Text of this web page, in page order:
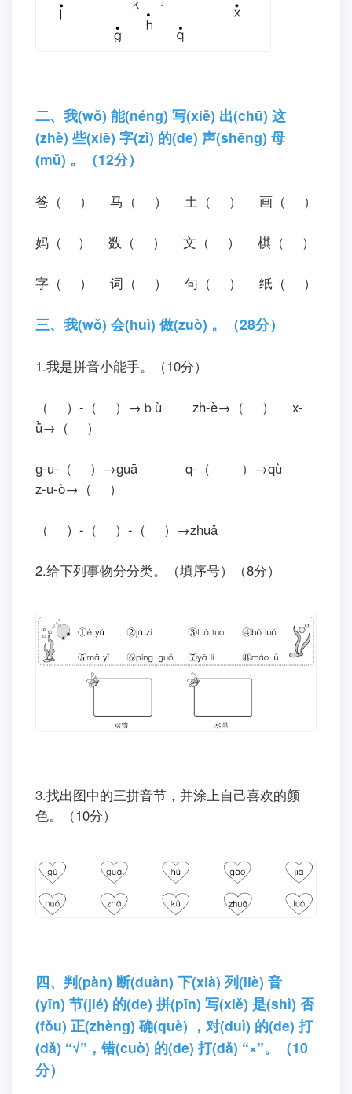
二、我(wǒ) 能(nénɡ) 写(xiě) 出(chū) 这
(zhè) 些(xiē) 字(zì) 的(de) 声(shēnɡ) 母
(mǔ) 。（12分）
爸（ ） 马（ ） 土（ ） 画（ ）
妈（ ） 数（ ） 文（ ） 棋（ ）
字（ ） 词（ ） 句（ ） 纸（ ）
三、我(wǒ) 会(huì) 做(zuò) 。（28分）
1.我是拼音小能手。（10分）
（ ）-（ ）→ｂù zh-è→（ ） x-
ǜ→（ ）
ɡ-u-（ ）→ɡuā q-（ ）→qù
z-u-ò→（ ）
（ ）-（ ）-（ ）→zhuǎ
2.给下列事物分分类。（填序号）（8分）
3.找出图中的三拼音节，并涂上自己喜欢的颜
色。（10分）
四、判(pàn) 断(duàn) 下(xià) 列(liè) 音
(yīn) 节(jié) 的(de) 拼(pīn) 写(xiě) 是(shì) 否
(fǒu) 正(zhènɡ) 确(què) ，对(duì) 的(de) 打
(dǎ) “√”，错(cuò) 的(de) 打(dǎ) “×”。（10
分）